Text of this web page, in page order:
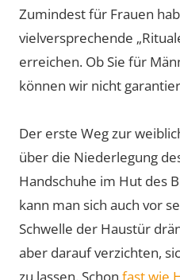
Zumindest für Frauen
vielversprechende
erreichen. Ob Sie für
können wir nicht
Der erste Weg zur
über die Niederlegung
Handschuhe im Hut des
kann man sich auch vor
Schwelle der Haustür
aber darauf verzichten,
zu lassen. Schon fast wie